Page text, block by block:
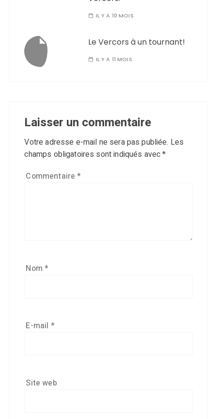
IL Y A 10 MOIS
Le Vercors à un tournant!
IL Y A 11 MOIS
Laisser un commentaire
Votre adresse e-mail ne sera pas publiée. Les
champs obligatoires sont indiqués avec*
Commentaire*
Nom*
E-mail *
Site web